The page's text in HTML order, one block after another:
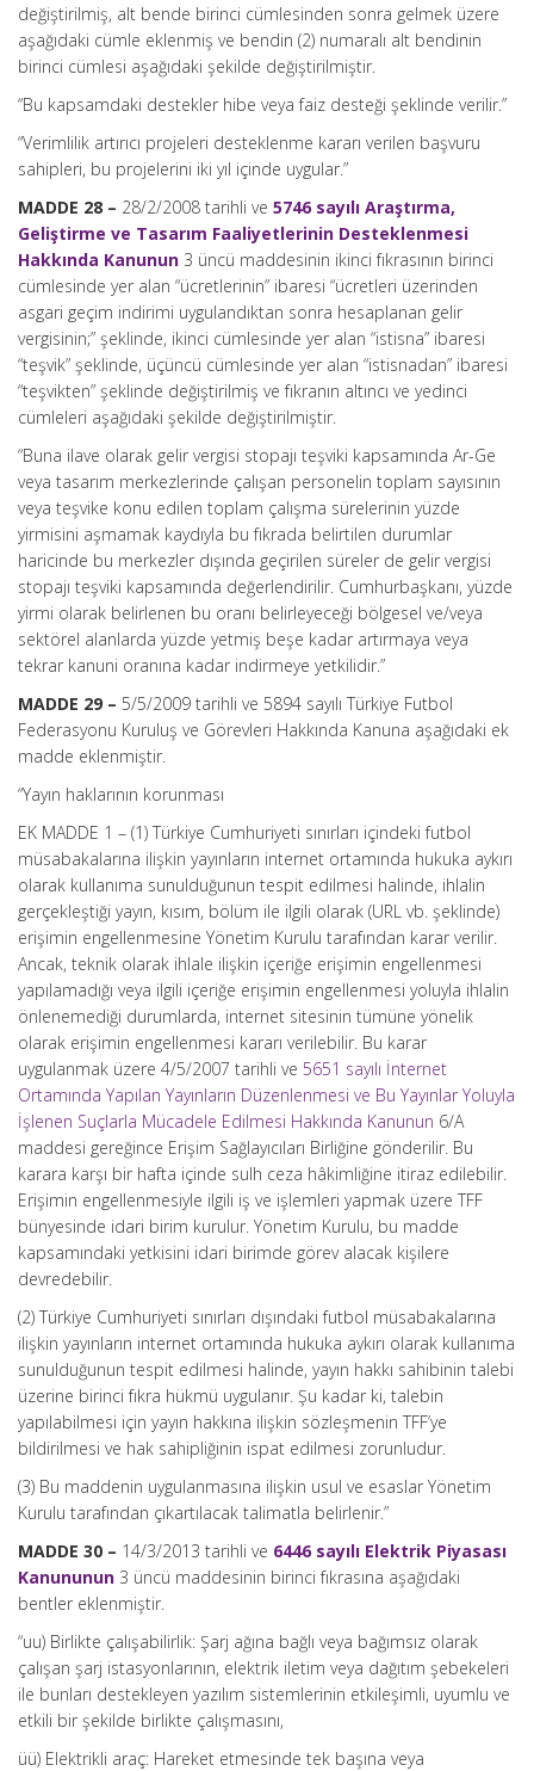
değiştirilmiş, alt bende birinci cümlesinden sonra gelmek üzere
aşağıdaki cümle eklenmiş ve bendin (2) numaralı alt bendinin
birinci cümlesi aşağıdaki şekilde değiştirilmiştir.
“Bu kapsamdaki destekler hibe veya faiz desteği şeklinde verilir.”
“Verimlilik artırıcı projeleri desteklenme kararı verilen başvuru
sahipleri, bu projelerini iki yıl içinde uygular.”
MADDE 28 – 28/2/2008 tarihli ve 5746 sayılı Araştırma,
Geliştirme ve Tasarım Faaliyetlerinin Desteklenmesi
Hakkında Kanunun 3 üncü maddesinin ikinci fıkrasının birinci
cümlesinde yer alan “ücretlerinin” ibaresi “ücretleri üzerinden
asgari geçim indirimi uygulandıktan sonra hesaplanan gelir
vergisinin;” şeklinde, ikinci cümlesinde yer alan “istisna” ibaresi
“teşvik” şeklinde, üçüncü cümlesinde yer alan “istisnadan” ibaresi
“teşvikten” şeklinde değiştirilmiş ve fıkranın altıncı ve yedinci
cümleleri aşağıdaki şekilde değiştirilmiştir.
“Buna ilave olarak gelir vergisi stopajı teşviki kapsamında Ar-Ge
veya tasarım merkezlerinde çalışan personelin toplam sayısının
veya teşvike konu edilen toplam çalışma sürelerinin yüzde
yirmisini aşmamak kaydıyla bu fıkrada belirtilen durumlar
haricinde bu merkezler dışında geçirilen süreler de gelir vergisi
stopajı teşviki kapsamında değerlendirilir. Cumhurbaşkanı, yüzde
yirmi olarak belirlenen bu oranı belirleyeceği bölgesel ve/veya
sektörel alanlarda yüzde yetmiş beşe kadar artırmaya veya
tekrar kanuni oranına kadar indirmeye yetkilidir.”
MADDE 29 – 5/5/2009 tarihli ve 5894 sayılı Türkiye Futbol
Federasyonu Kuruluş ve Görevleri Hakkında Kanuna aşağıdaki ek
madde eklenmiştir.
“Yayın haklarının korunması
EK MADDE 1 – (1) Türkiye Cumhuriyeti sınırları içindeki futbol
müsabakalarına ilişkin yayınların internet ortamında hukuka aykırı
olarak kullanıma sunulduğunun tespit edilmesi halinde, ihlalin
gerçekleştiği yayın, kısım, bölüm ile ilgili olarak (URL vb. şeklinde)
erişimin engellenmesine Yönetim Kurulu tarafından karar verilir.
Ancak, teknik olarak ihlale ilişkin içeriğe erişimin engellenmesi
yapılamadığı veya ilgili içeriğe erişimin engellenmesi yoluyla ihlalin
önlenemediği durumlarda, internet sitesinin tümüne yönelik
olarak erişimin engellenmesi kararı verilebilir. Bu karar
uygulanmak üzere 4/5/2007 tarihli ve 5651 sayılı İnternet
Ortamında Yapılan Yayınların Düzenlenmesi ve Bu Yayınlar Yoluyla
İşlenen Suçlarla Mücadele Edilmesi Hakkında Kanunun 6/A
maddesi gereğince Erişim Sağlayıcıları Birliğine gönderilir. Bu
karara karşı bir hafta içinde sulh ceza hâkimliğine itiraz edilebilir.
Erişimin engellenmesiyle ilgili iş ve işlemleri yapmak üzere TFF
bünyesinde idari birim kurulur. Yönetim Kurulu, bu madde
kapsamındaki yetkisini idari birimde görev alacak kişilere
devredebilir.
(2) Türkiye Cumhuriyeti sınırları dışındaki futbol müsabakalarına
ilişkin yayınların internet ortamında hukuka aykırı olarak kullanıma
sunulduğunun tespit edilmesi halinde, yayın hakkı sahibinin talebi
üzerine birinci fıkra hükmü uygulanır. Şu kadar ki, talebin
yapılabilmesi için yayın hakkına ilişkin sözleşmenin TFF’ye
bildirilmesi ve hak sahipliğinin ispat edilmesi zorunludur.
(3) Bu maddenin uygulanmasına ilişkin usul ve esaslar Yönetim
Kurulu tarafından çıkartılacak talimatla belirlenir.”
MADDE 30 – 14/3/2013 tarihli ve 6446 sayılı Elektrik Piyasası
Kanununun 3 üncü maddesinin birinci fıkrasına aşağıdaki
bentler eklenmiştir.
“uu) Birlikte çalışabilirlik: Şarj ağına bağlı veya bağımsız olarak
çalışan şarj istasyonlarının, elektrik iletim veya dağıtım şebekeleri
ile bunları destekleyen yazılım sistemlerinin etkileşimli, uyumlu ve
etkili bir şekilde birlikte çalışmasını,
üü) Elektrikli araç: Hareket etmesinde tek başına veya